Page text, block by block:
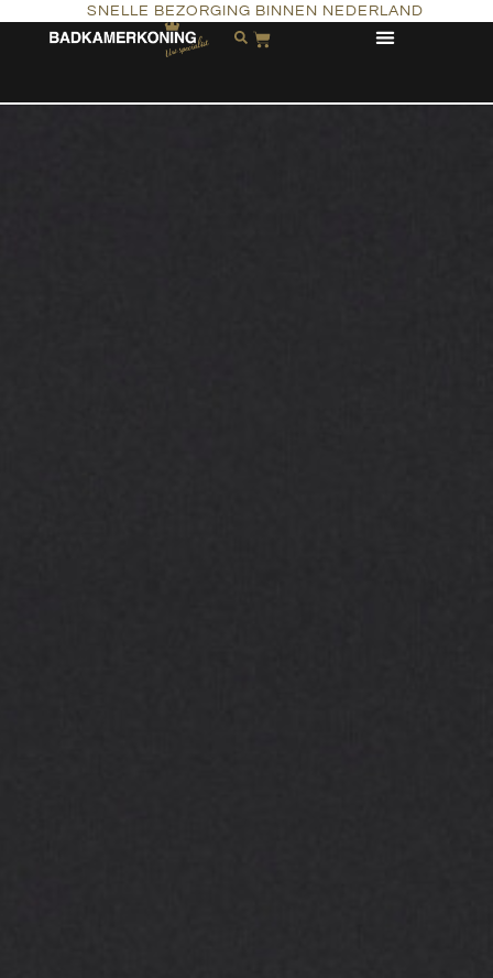
SNELLE BEZORGING BINNEN NEDERLAND